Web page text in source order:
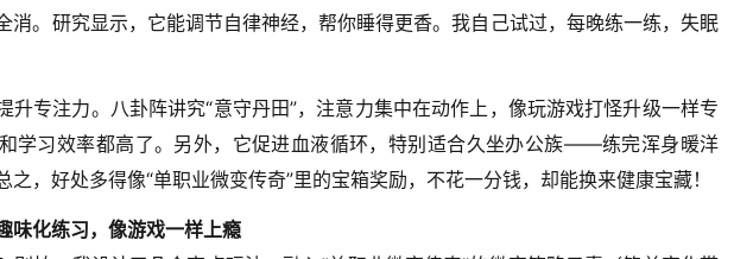
消。研究显示，它能调节自律神经，帮你睡得更香。我自己试过，每晚练一练，失眠
升专注力。八卦阵讲究“意守丹田”，注意力集中在动作上，像玩游戏打怪升级一样专
学习效率都高了。另外，它促进血液循环，特别适合久坐办公族——练完浑身暖洋
之，好处多得像“单职业微变传奇”里的宝箱奖励，不花一分钱，却能换来健康宝藏！
味化练习，像游戏一样上瘾